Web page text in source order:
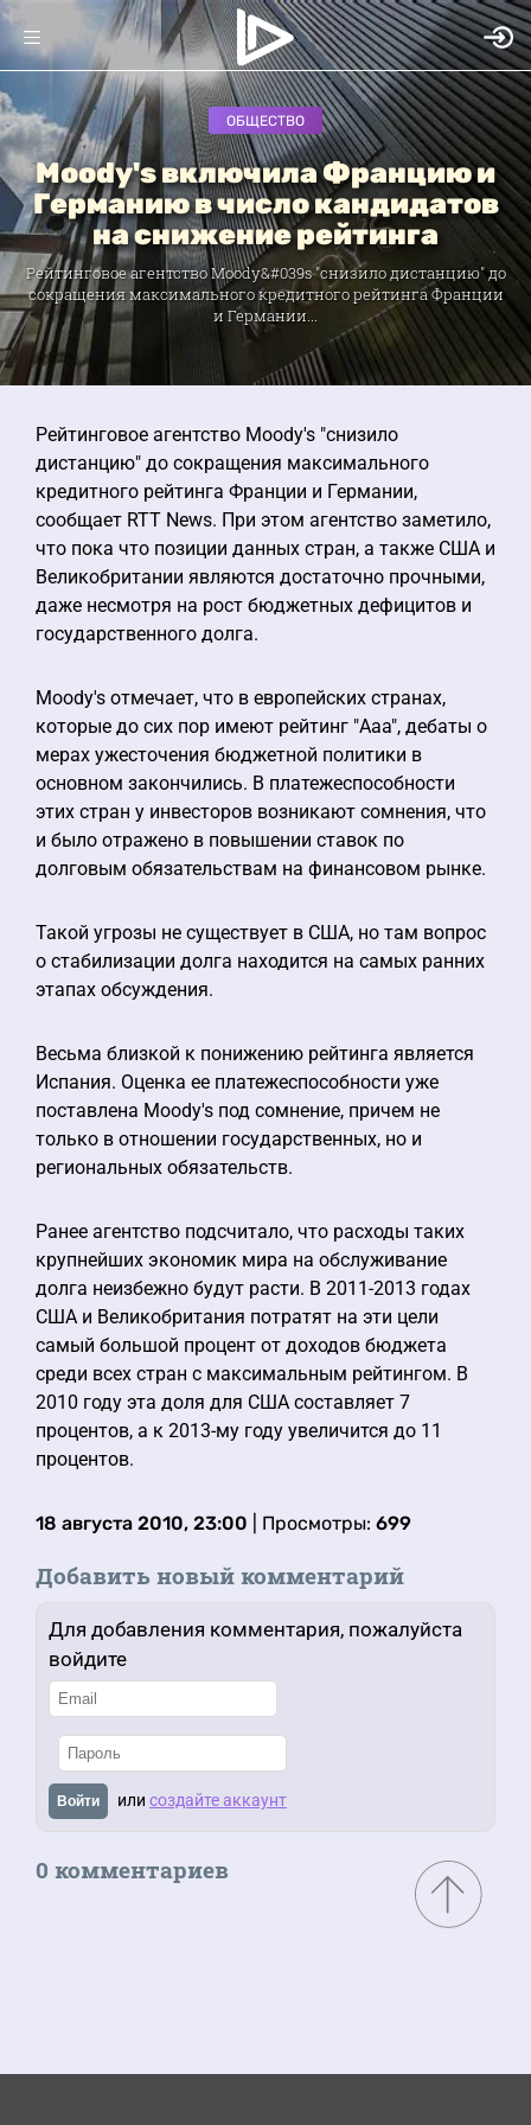
ОБЩЕСТВО
Moody's включила Францию и
Германию в число кандидатов
на снижение рейтинга
Рейтинговое агентство Moody&#039s "снизило дистанцию" до
сокращения максимального кредитного рейтинга Франции
и Германии...
Рейтинговое агентство Moody's "снизило
дистанцию" до сокращения максимального
кредитного рейтинга Франции и Германии,
сообщает RTT News. При этом агентство заметило,
что пока что позиции данных стран, а также США и
Великобритании являются достаточно прочными,
даже несмотря на рост бюджетных дефицитов и
государственного долга.
Moody's отмечает, что в европейских странах,
которые до сих пор имеют рейтинг "Aaa", дебаты о
мерах ужесточения бюджетной политики в
основном закончились. В платежеспособности
этих стран у инвесторов возникают сомнения, что
и было отражено в повышении ставок по
долговым обязательствам на финансовом рынке.
Такой угрозы не существует в США, но там вопрос
о стабилизации долга находится на самых ранних
этапах обсуждения.
Весьма близкой к понижению рейтинга является
Испания. Оценка ее платежеспособности уже
поставлена Moody's под сомнение, причем не
только в отношении государственных, но и
региональных обязательств.
Ранее агентство подсчитало, что расходы таких
крупнейших экономик мира на обслуживание
долга неизбежно будут расти. В 2011-2013 годах
США и Великобритания потратят на эти цели
самый большой процент от доходов бюджета
среди всех стран с максимальным рейтингом. В
2010 году эта доля для США составляет 7
процентов, а к 2013-му году увеличится до 11
процентов.
18 августа 2010, 23:00 | Просмотры: 699
Добавить новый комментарий
Для добавления комментария, пожалуйста
войдите
Войти или создайте аккаунт
0 комментариев